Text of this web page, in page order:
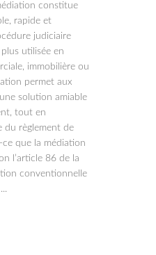
constitue
rapide et
judiciaire
utilisée en
immobilière ou
permet aux
solution amiable
tout en
du règlement de
ce que la médiation
l’article 86 de la
conventionnelle